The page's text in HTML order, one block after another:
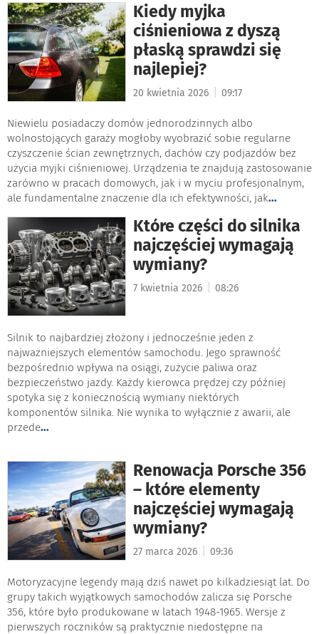
Kiedy myjka
ciśnieniowa z dyszą
płaską sprawdzi się
najlepiej?
20 kwietnia 2026 09:17
Niewielu posiadaczy domów jednorodzinnych albo
wolnostojących garaży mogłoby wyobrazić sobie regularne
czyszczenie ścian zewnętrznych, dachów czy podjazdów bez
użycia myjki ciśnieniowej. Urządzenia te znajdują zastosowanie
zarówno w pracach domowych, jak i w myciu profesjonalnym,
ale fundamentalne znaczenie dla ich efektywności, jak...
Które części do silnika
najczęściej wymagają
wymiany?
7 kwietnia 2026 08:26
Silnik to najbardziej złożony i jednocześnie jeden z
najważniejszych elementów samochodu. Jego sprawność
bezpośrednio wpływa na osiągi, zużycie paliwa oraz
bezpieczeństwo jazdy. Każdy kierowca prędzej czy później
spotyka się z koniecznością wymiany niektórych
komponentów silnika. Nie wynika to wyłącznie z awarii, ale
przede...
Renowacja Porsche 356
– które elementy
najczęściej wymagają
wymiany?
27 marca 2026 09:36
Motoryzacyjne legendy mają dziś nawet po kilkadziesiąt lat. Do
grupy takich wyjątkowych samochodów zalicza się Porsche
356, które było produkowane w latach 1948-1965. Wersje z
pierwszych roczników są praktycznie niedostępne na